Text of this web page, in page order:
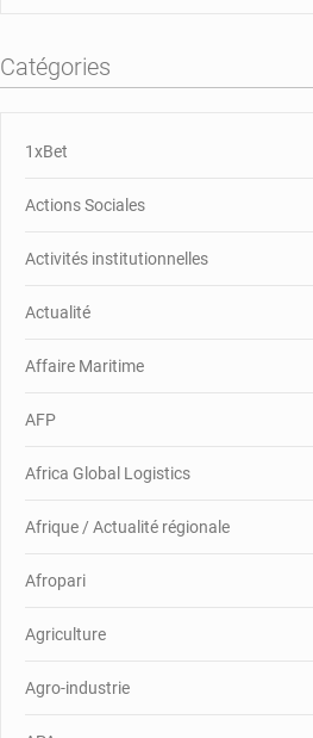
Catégories
1xBet
Actions Sociales
Activités institutionnelles
Actualité
Affaire Maritime
AFP
Africa Global Logistics
Afrique / Actualité régionale
Afropari
Agriculture
Agro-industrie